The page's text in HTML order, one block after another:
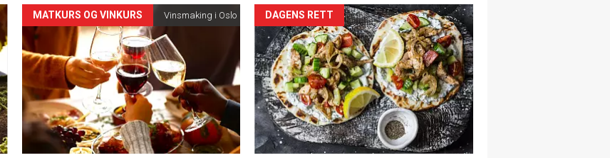
Forsiden
akkurat
nå
-
5
MATKURS OG VINKURS Vinsmaking i Oslo
Forsiden
akkurat
nå
-
6
DAGENS RETT